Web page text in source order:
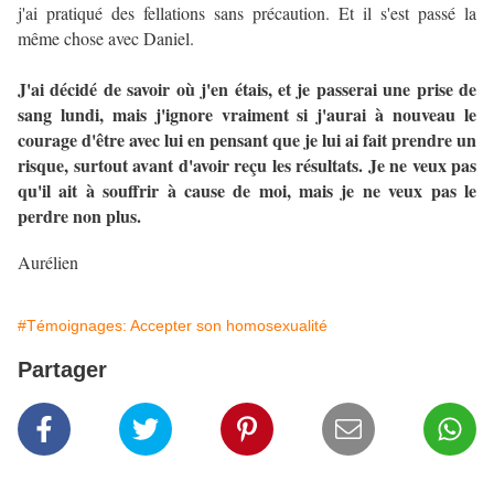
j'ai pratiqué des fellations sans précaution. Et il s'est passé la
même chose avec Daniel.
J'ai décidé de savoir où j'en étais, et je passerai une prise de
sang lundi, mais j'ignore vraiment si j'aurai à nouveau le
courage d'être avec lui en pensant que je lui ai fait prendre un
risque, surtout avant d'avoir reçu les résultats. Je ne veux pas
qu'il ait à souffrir à cause de moi, mais je ne veux pas le
perdre non plus.
Aurélien
#Témoignages: Accepter son homosexualité
Partager